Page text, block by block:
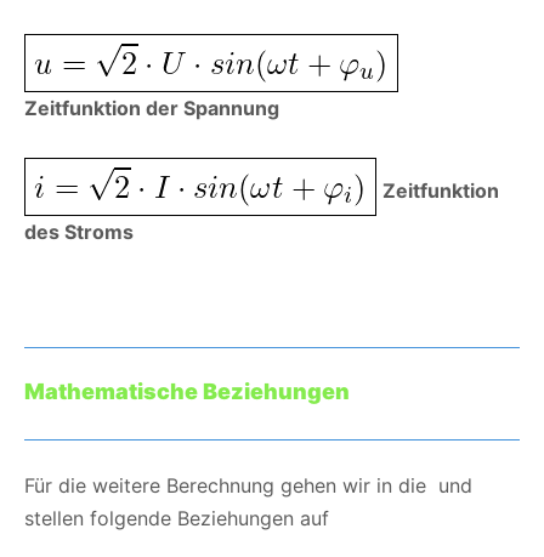
Zeitfunktion der Spannung
Zeitfunktion
des Stroms
Mathematische Beziehungen
Für die weitere Berechnung gehen wir in die und
stellen folgende Beziehungen auf